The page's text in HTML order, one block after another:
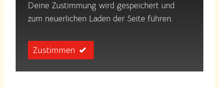
Deine Zustimmung wird gespeichert und
zum neuerlichen Laden der Seite führen.
Zustimmen